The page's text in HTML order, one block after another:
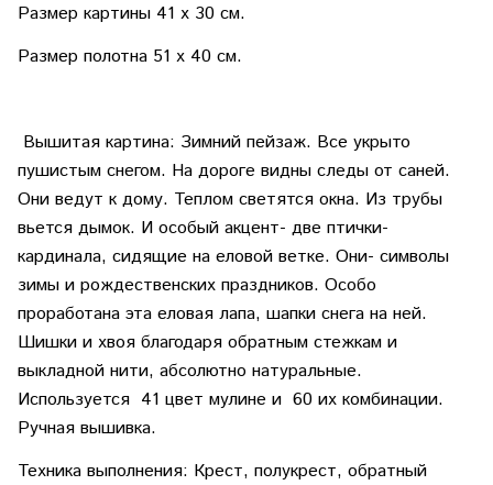
Размер картины 41 х 30 см.
Размер полотна 51 х 40 см.
Вышитая картина: Зимний пейзаж. Все укрыто
пушистым снегом. На дороге видны следы от саней.
Они ведут к дому. Теплом светятся окна. Из трубы
вьется дымок. И особый акцент- две птички-
кардинала, сидящие на еловой ветке. Они- символы
зимы и рождественских праздников. Особо
проработана эта еловая лапа, шапки снега на ней.
Шишки и хвоя благодаря обратным стежкам и
выкладной нити, абсолютно натуральные.
Используется 41 цвет мулине и 60 их комбинации.
Ручная вышивка.
Техника выполнения: Крест, полукрест, обратный